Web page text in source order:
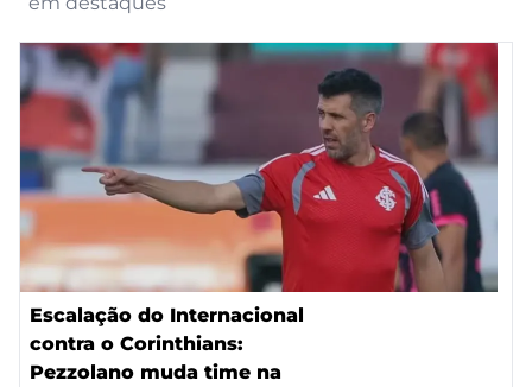
Escalação do Internacional
contra o Corinthians:
Pezzolano muda time na